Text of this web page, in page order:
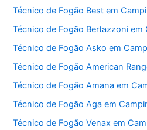
Técnico de Fogão Best em
Técnico de Fogão Bertazzoni em
Técnico de Fogão Asko em
Técnico de Fogão American
Técnico de Fogão Amana em
Técnico de Fogão Aga em
Técnico de Fogão Venax em